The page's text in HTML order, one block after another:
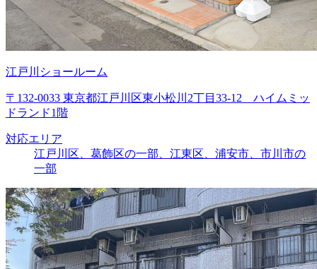
江戸川ショールーム
〒132-0033 東京都江戸川区東小松川2丁目33-12 ハイムミッ
ドランド1階
対応エリア
江戸川区、葛飾区の一部、江東区、浦安市、市川市の
一部